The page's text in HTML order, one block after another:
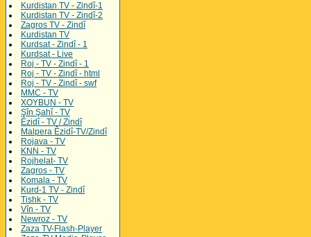
Kurdistan TV - Zindî-1
Kurdistan TV - Zindî-2
Zagros TV - Zindî
Kurdistan TV
Kurdsat - Zindî - 1
Kurdsat - Live
Roj - TV - Zindî - 1
Roj - TV - Zindî - html
Roj - TV - Zindî - swf
MMC - TV
XOYBUN - TV
Şîn Şahî - TV
Êzidî - TV / Zindî
Malpera Êzidî-TV/Zindî
Rojava - TV
KNN - TV
Rojhelat- TV
Zagros - TV
Komala - TV
Kurd-1 TV - Zindî
Tishk - TV
Vîn - TV
Newroz - TV
Zaza TV-Flash-Player